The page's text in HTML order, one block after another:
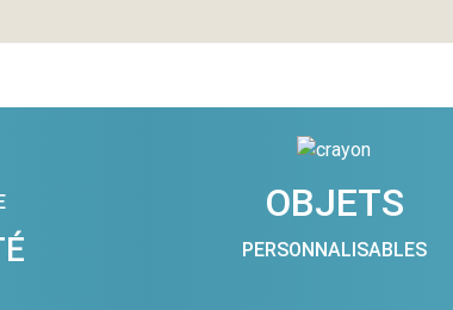
OBJETS
PERSONNALISABLES